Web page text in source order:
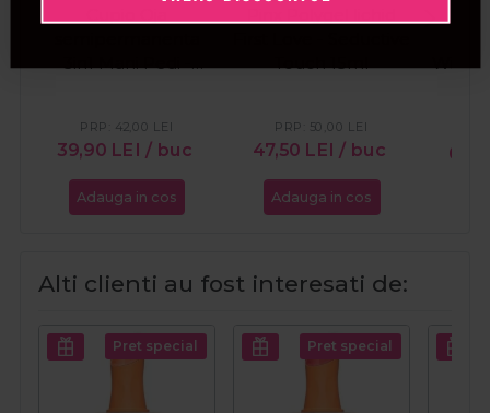
39,90 LEI / buc
PRP: 42,00 LEI
Adauga in cos
47,50 LEI / buc
PRP: 50,00 LEI
Adauga in cos
Alti clienti au fost interesati de:
Pret special Pret special